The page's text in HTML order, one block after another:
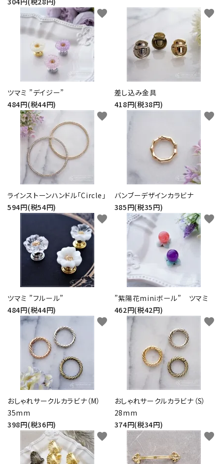
ツマミ ”デイジー”
484円(税44円)
favorite
差し込み金具
418円(税38円)
favorite
ラインストーンハンドル「Circle」
594円(税54円)
favorite
バンブーデザインカラビナ
385円(税35円)
favorite
ツマミ ”フルール”
484円(税44円)
favorite
”紫陽花miniボール” ツマミ
462円(税42円)
favorite
おしゃれサークルカラビナ（M）
35mm
398円(税36円)
favorite
おしゃれサークルカラビナ（S）
28mm
374円(税34円)
favorite
favorite favorite